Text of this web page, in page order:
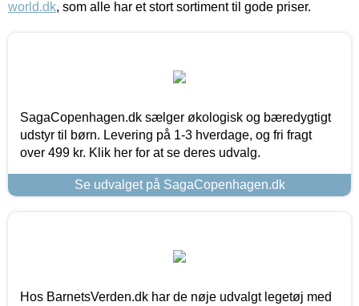
world.dk, som alle har et stort sortiment til gode priser.
SagaCopenhagen.dk sælger økologisk og bæredygtigt
udstyr til børn. Levering på 1-3 hverdage, og fri fragt
over 499 kr. Klik her for at se deres udvalg.
Se udvalget på SagaCopenhagen.dk
Hos BarnetsVerden.dk har de nøje udvalgt legetøj med